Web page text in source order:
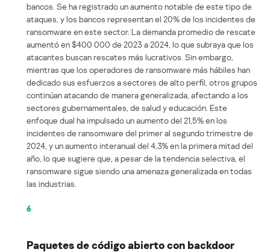
bancos. Se ha registrado un aumento notable de este tipo de
ataques, y los bancos representan el 20% de los incidentes de
ransomware en este sector. La demanda promedio de rescate
aumentó en $400 000 de 2023 a 2024, lo que subraya que los
atacantes buscan rescates más lucrativos. Sin embargo,
mientras que los operadores de ransomware más hábiles han
dedicado sus esfuerzos a sectores de alto perfil, otros grupos
continúan atacando de manera generalizada, afectando a los
sectores gubernamentales, de salud y educación. Este
enfoque dual ha impulsado un aumento del 21,5% en los
incidentes de ransomware del primer al segundo trimestre de
2024, y un aumento interanual del 4,3% en la primera mitad del
año, lo que sugiere que, a pesar de la tendencia selectiva, el
ransomware sigue siendo una amenaza generalizada en todas
las industrias.
6
Paquetes de código abierto con backdoor